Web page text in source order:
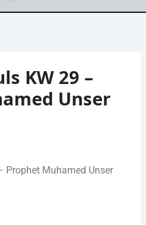
KW 29 –
Unser
Prophet Muhamed Unser